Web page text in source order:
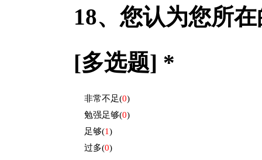
18、 您认为您所
[多选题] *
非常不足(0)
勉强足够(0)
足够(1)
过多(0)